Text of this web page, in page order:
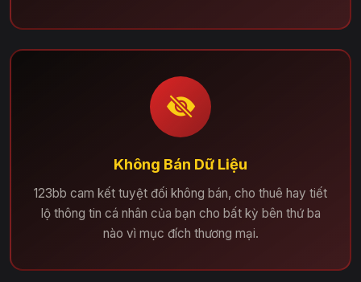
Không Bán Dữ Liệu
123bb cam kết tuyệt đối không bán, cho thuê hay tiết
lộ thông tin cá nhân của bạn cho bất kỳ bên thứ ba
nào vì mục đích thương mại.